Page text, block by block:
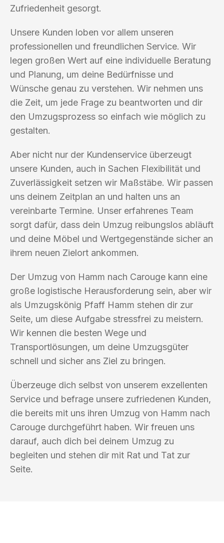
Zufriedenheit gesorgt.
Unsere Kunden loben vor allem unseren
professionellen und freundlichen Service. Wir
legen großen Wert auf eine individuelle Beratung
und Planung, um deine Bedürfnisse und
Wünsche genau zu verstehen. Wir nehmen uns
die Zeit, um jede Frage zu beantworten und dir
den Umzugsprozess so einfach wie möglich zu
gestalten.
Aber nicht nur der Kundenservice überzeugt
unsere Kunden, auch in Sachen Flexibilität und
Zuverlässigkeit setzen wir Maßstäbe. Wir passen
uns deinem Zeitplan an und halten uns an
vereinbarte Termine. Unser erfahrenes Team
sorgt dafür, dass dein Umzug reibungslos abläuft
und deine Möbel und Wertgegenstände sicher an
ihrem neuen Zielort ankommen.
Der Umzug von Hamm nach Carouge kann eine
große logistische Herausforderung sein, aber wir
als Umzugskönig Pfaff Hamm stehen dir zur
Seite, um diese Aufgabe stressfrei zu meistern.
Wir kennen die besten Wege und
Transportlösungen, um deine Umzugsgüter
schnell und sicher ans Ziel zu bringen.
Überzeuge dich selbst von unserem exzellenten
Service und befrage unsere zufriedenen Kunden,
die bereits mit uns ihren Umzug von Hamm nach
Carouge durchgeführt haben. Wir freuen uns
darauf, auch dich bei deinem Umzug zu
begleiten und stehen dir mit Rat und Tat zur
Seite.